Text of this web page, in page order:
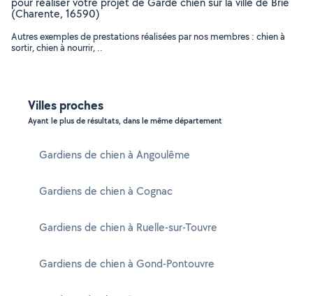
(Charente, 16590)
Autres exemples de prestations réalisées par nos membres : chien à
sortir, chien à nourrir, ..
Villes proches
Ayant le plus de résultats, dans le même département
Gardiens de chien à Angoulême
Gardiens de chien à Cognac
Gardiens de chien à Ruelle-sur-Touvre
Gardiens de chien à Gond-Pontouvre